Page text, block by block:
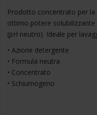
Prodotto concentrato per la
ottimo potere
(pH neutro). Ideale per
• Azione detergente
• Formula neutra
• Concentrato
• Schiumogeno